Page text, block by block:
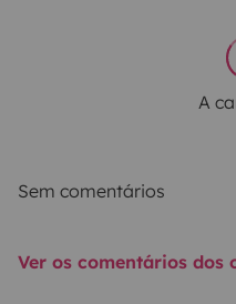
A
Sem comentários
Ver os comentários dos